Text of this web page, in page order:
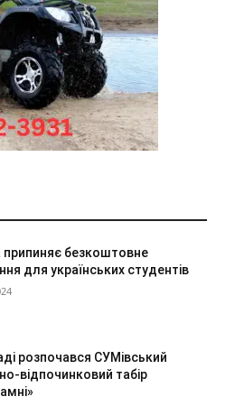
припиняє безкоштовне
для українських студентів
розпочався СУМівський
відпочинковий табір